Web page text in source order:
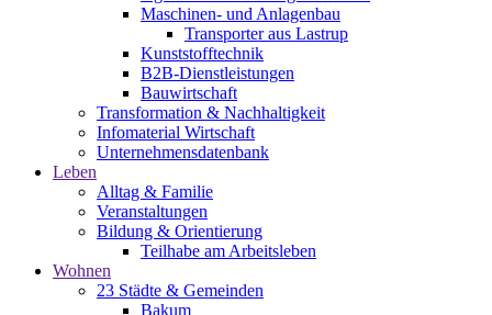
Maschinen- und Anlagenbau
Transporter aus Lastrup
Kunststofftechnik
B2B-Dienstleistungen
Bauwirtschaft
Transformation & Nachhaltigkeit
Infomaterial Wirtschaft
Unternehmensdatenbank
Leben
Alltag & Familie
Veranstaltungen
Bildung & Orientierung
Teilhabe am Arbeitsleben
Wohnen
23 Städte & Gemeinden
Bakum